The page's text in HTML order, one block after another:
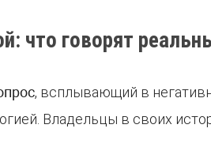
что говорят
, всплывающий в
Владельцы в своих